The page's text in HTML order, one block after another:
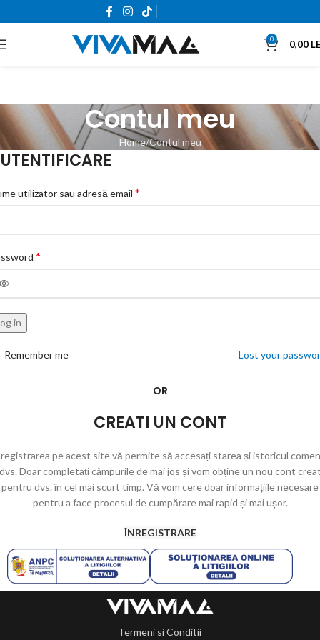
0 0,00
Contul meu
Home Contul meu
utilizator sau adresă email *
*
in
Lost your
Remember me
OR
CREATI UN CONT
pe acest site vă permite să accesați starea și istoricul
Doar completați câmpurile de mai jos și vom obține un nou cont
pentru dvs. în cel mai scurt timp. Vă vom cere doar informațiile necesare
pentru a face procesul de cumpărare mai rapid și mai ușor.
ÎNREGISTRARE
Termeni si Conditii